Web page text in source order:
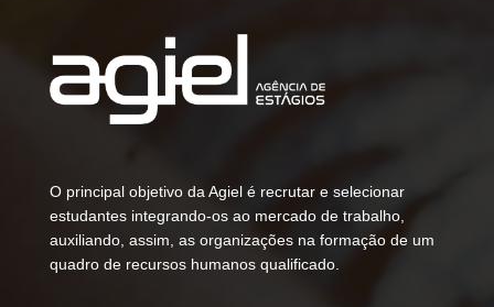
O principal objetivo da Agiel é recrutar e selecionar
estudantes integrando-os ao mercado de trabalho,
auxiliando, assim, as organizações na formação de um
quadro de recursos humanos qualificado.